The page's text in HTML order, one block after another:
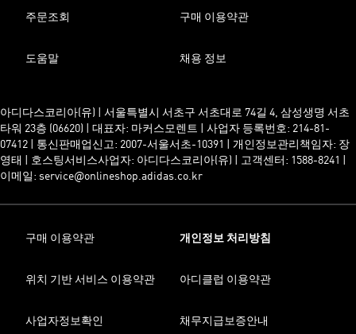
주문조회 구매 이용약관
도움말 채용 정보
아디다스코리아(유) | 서울특별시 서초구 서초대로 74길 4, 삼성생명 서초
타워 23층 (06620) | 대표자: 마커스모렌트 | 사업자 등록번호: 214-81-
07412 | 통신판매업신고: 2007-서울서초-10391 | 개인정보관리책임자: 장
영태 | 호스팅서비스사업자: 아디다스코리아(유) | 고객센터: 1588-8241 |
이메일: service@onlineshop.adidas.co.kr
구매 이용약관 개인정보 처리방침
위치 기반 서비스 이용약관 아디클럽 이용약관
사업자정보확인 채무지급보증안내